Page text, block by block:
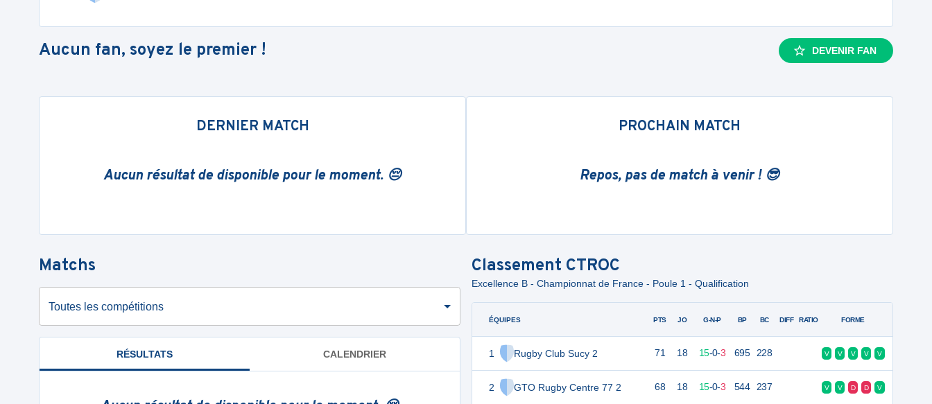
Aucun fan, soyez le premier ! DEVENIR FAN
DERNIER MATCH
Aucun résultat de disponible pour le moment. 😔
PROCHAIN MATCH
Repos, pas de match à venir ! 😎
Matchs
Toutes les compétitions
RÉSULTATS CALENDRIER
Classement CTROC
Excellence B - Championnat de France - Poule 1 - Qualification
ÉQUIPES
1 Rugby Club Sucy 2
2 GTO Rugby Centre 77 2
PTS JO G-N-P BP BC DIFF RATIO FORME
71 18 15-0-3 695 228 V V V V V
68 18 15-0-3 544 237 V V D D V